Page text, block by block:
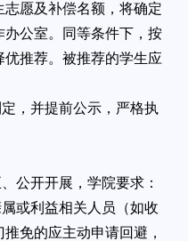
愿及补偿名额，将确定
公室。同等条件下，按
推荐。被推荐的学生应
，并提前公示，严格执
公开开展，学院要求：
或利益相关人员（如收
免的应主动申请回避，